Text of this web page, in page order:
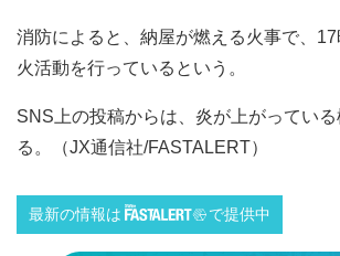
消防によると、納屋が燃える火事で、
火活動を行っているという。
SNS上の投稿からは、炎が上がっている
る。（JX通信社/FASTALERT）
最新の情報は で提供中